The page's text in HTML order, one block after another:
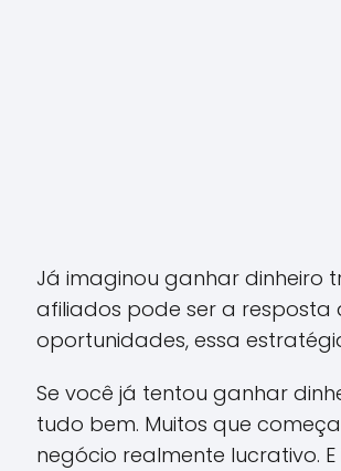
Já imaginou ganhar dinheiro
afiliados pode ser a resposta
oportunidades, essa
Se você já tentou ganhar
tudo bem. Muitos que
negócio realmente lucrativo. E